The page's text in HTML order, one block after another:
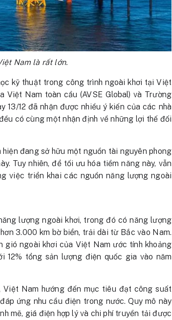
Nam là rất lớn.
kỹ thuật trong công trình ngoài khơi tại Việt
Việt Nam toàn cầu (AVSE Global) và Trường
13/12 đã nhận được nhiều ý kiến của các nhà
có cùng một nhận định về những lợi thế đối
đang sở hữu một nguồn tài nguyên phong
Tuy nhiên, để tối ưu hóa tiềm năng này, vẫn
việc triển khai các nguồn năng lượng ngoài
lượng ngoài khơi, trong đó có năng lượng
3.000 km bờ biển, trải dài từ Bắc vào Nam.
gió ngoài khơi của Việt Nam ước tính khoảng
tổng sản lượng điện quốc gia vào năm
Việt Nam hướng đến mục tiêu đạt công suất
ứng nhu cầu điện trong nước. Quy mô này
mẽ, giá điện hợp lý và chi phí truyền tải được